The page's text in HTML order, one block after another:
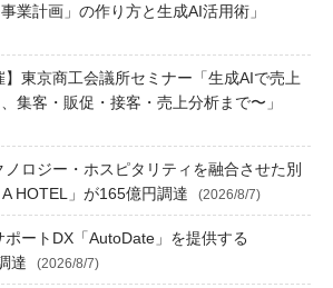
業計画」の作り方と生成AI活用術」
】東京商工会議所セミナー「生成AIで売上
集客・販促・接客・売上分析まで〜」
ノロジー・ホスピタリティを融合させた別
HOTEL」が165億円調達
(2026/8/7)
ポートDX「AutoDate」を提供する
達
(2026/8/7)